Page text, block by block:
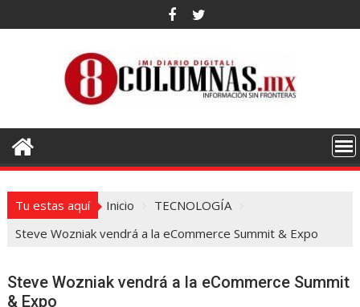
al
Tu estas aquí Inicio
TECNOLOGÍA
Steve Wozniak vendrá a la eCommerce Summit & Expo
Steve Wozniak vendrá a la eCommerce Summit
& Expo